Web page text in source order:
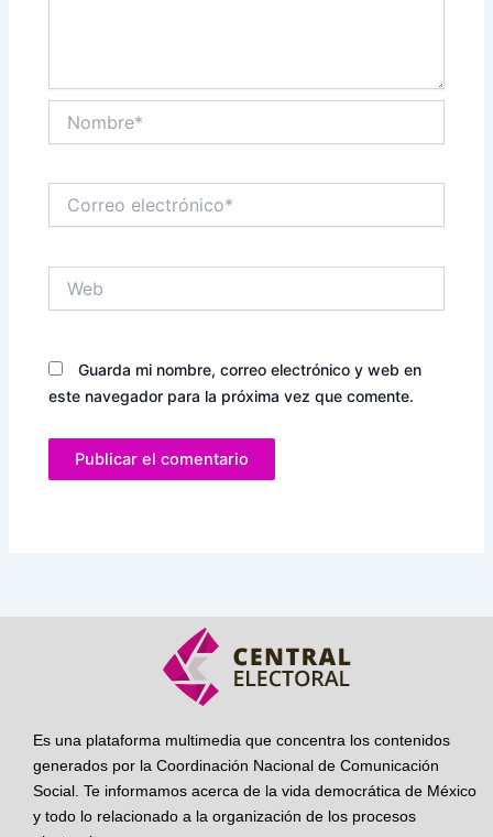
electrónico*
Guarda mi nombre, correo electrónico y web en
este navegador para la próxima vez que comente.
Es una plataforma multimedia que concentra los contenidos
generados por la Coordinación Nacional de Comunicación
Social. Te informamos acerca de la vida democrática de México
y todo lo relacionado a la organización de los procesos